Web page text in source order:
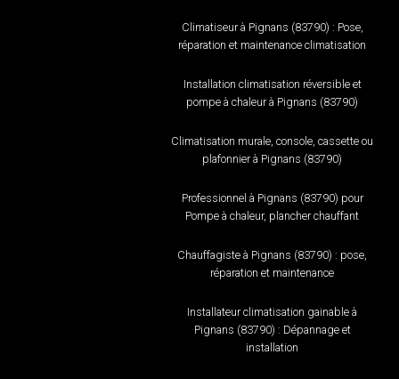
Climatiseur à Pignans (83790) : Pose,
réparation et maintenance climatisation
Installation climatisation réversible et
pompe à chaleur à Pignans (83790)
Climatisation murale, console, cassette ou
plafonnier à Pignans (83790)
Professionnel à Pignans (83790) pour
Pompe à chaleur, plancher chauffant
Chauffagiste à Pignans (83790) : pose,
réparation et maintenance
Installateur climatisation gainable à
Pignans (83790) : Dépannage et
installation